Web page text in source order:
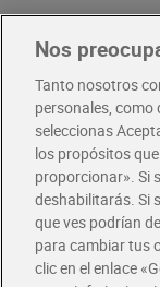
Disfruta las
Descárgate
RECETAS
Nos
Tanto nosotros
personales,
seleccionas
los propósitos
proporcionar». Si
deshabilitarás. Si
que ves podrían
para cambiar tus
clic en el enlace